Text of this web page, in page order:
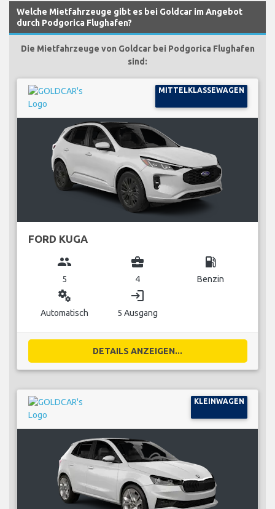
Welche Mietfahrzeuge gibt es bei Goldcar im Angebot
durch Podgorica Flughafen?
Die Mietfahrzeuge von Goldcar bei Podgorica Flughafen
sind:
MITTELKLASSEWAGEN
FORD KUGA
group
5
business_center
4
local_gas_station
Benzin
miscellaneous_services
Automatisch
login
5 Ausgang
DETAILS ANZEIGEN...
KLEINWAGEN